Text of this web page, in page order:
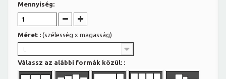
Mennyiség:
Méret : (szélesség x magasság)
L
Válassz az alábbi formák közül: :